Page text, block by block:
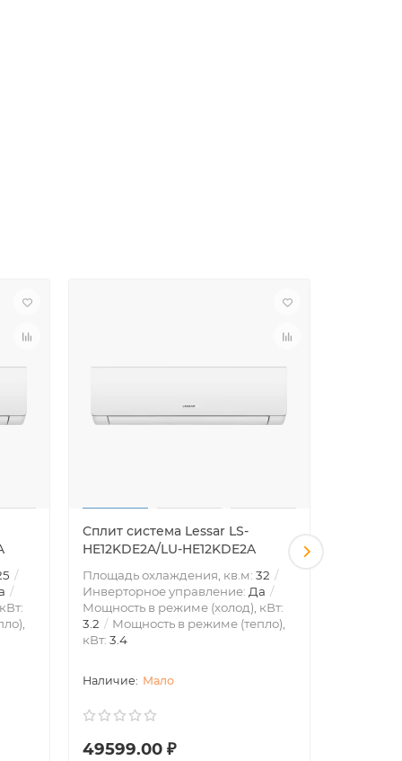
Сплит система Lessar LS-
HE12KDE2A/LU-HE12KDE2A
Площадь охлаждения, кв.м: 32
Инверторное управление: Да
Мощность в режиме (холод), кВт:
3.2
Мощность в режиме (тепло),
кВт: 3.4
Мало
49599.00 ₽